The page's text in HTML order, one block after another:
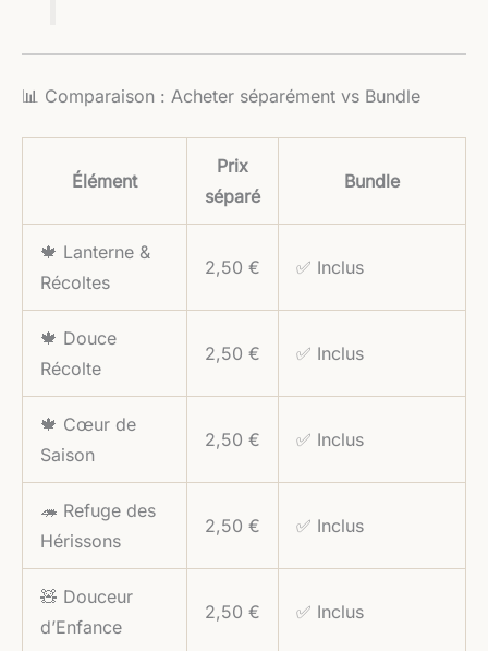
📊 Comparaison : Acheter séparément vs Bundle
Élément
Prix
séparé
Bundle
🍁 Lanterne &
Récoltes
2,50 € ✅ Inclus
🍁 Douce
Récolte
2,50 € ✅ Inclus
🍁 Cœur de
Saison
2,50 € ✅ Inclus
🦔 Refuge des
Hérissons
2,50 € ✅ Inclus
🧸 Douceur
d’Enfance
2,50 € ✅ Inclus